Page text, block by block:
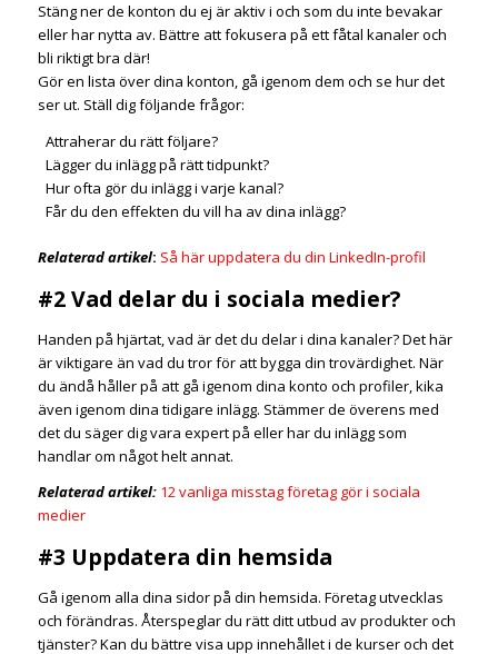
Stäng ner de konton du ej är aktiv i och som du inte bevakar
eller har nytta av. Bättre att fokusera på ett fåtal kanaler och
bli riktigt bra där!
Gör en lista över dina konton, gå igenom dem och se hur det
ser ut. Ställ dig följande frågor:
Attraherar du rätt följare?
Lägger du inlägg på rätt tidpunkt?
Hur ofta gör du inlägg i varje kanal?
Får du den effekten du vill ha av dina inlägg?
Relaterad artikel: Så här uppdatera du din LinkedIn-profil
#2 Vad delar du i sociala medier?
Handen på hjärtat, vad är det du delar i dina kanaler? Det här
är viktigare än vad du tror för att bygga din trovärdighet. När
du ändå håller på att gå igenom dina konto och profiler, kika
även igenom dina tidigare inlägg. Stämmer de överens med
det du säger dig vara expert på eller har du inlägg som
handlar om något helt annat.
Relaterad artikel: 12 vanliga misstag företag gör i sociala
medier
#3 Uppdatera din hemsida
Gå igenom alla dina sidor på din hemsida. Företag utvecklas
och förändras. Återspeglar du rätt ditt utbud av produkter och
tjänster? Kan du bättre visa upp innehållet i de kurser och det